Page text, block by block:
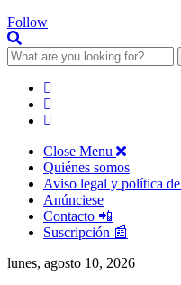
Follow
Search
for:
Close Menu
Quiénes somos
Aviso legal y política
Anúnciese
Contacto 📲
Suscripción 📰
lunes, agosto 10, 2026